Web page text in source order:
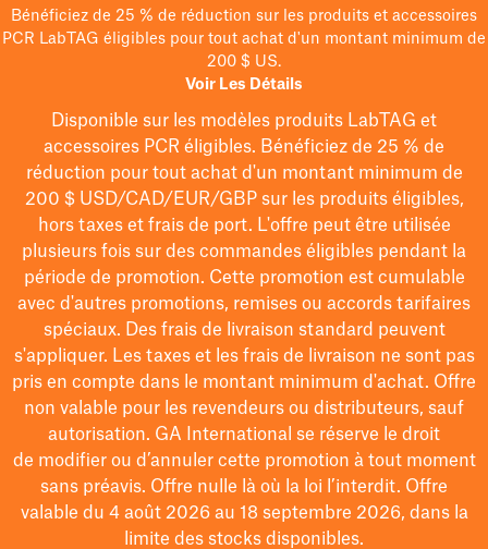
Bénéficiez de 25 % de réduction sur les produits et accessoires
PCR LabTAG éligibles pour tout achat d'un montant minimum de
200 $ US.
Voir Les Détails
Disponible sur les modèles produits LabTAG et
accessoires PCR éligibles. Bénéficiez de 25 % de
réduction pour tout achat d'un montant minimum de
200 $USD/CAD/EUR/GBPsur les produits éligibles,
hors taxes et frais de port. L'offre peut être utilisée
plusieurs fois sur des commandes éligibles pendant la
période de promotion. Cette promotion est cumulable
avec d'autres promotions, remises ou accords tarifaires
spéciaux. Des frais de livraison standard peuvent
s'appliquer. Les taxes et les frais de livraison ne sont pas
pris en compte dans le montant minimum d'achat. Offre
non valable pour les revendeurs ou distributeurs, sauf
autorisation. GA International se réserve le droit
de modifierou d’annuler cette promotion à tout moment
sans préavis. Offre nulle là où la loi l’interdit. Offre
valable du 4 août 2026 au 18 septembre 2026, dans la
limite des stocks disponibles.